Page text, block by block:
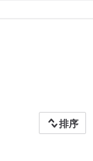
質感而聞名。這個
。成為你注定成為的
提升您的日常生活。
排序